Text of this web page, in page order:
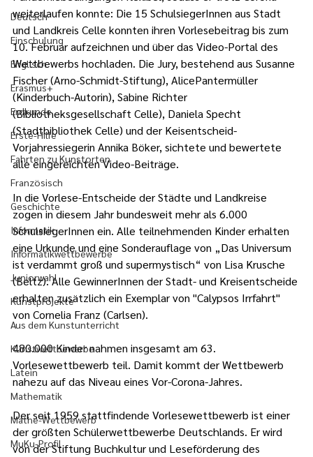
Deutsch
Einschulung
Englisch
Erasmus+
Erdkunde
Erste-Hilfe
Fahrten zu Kunstorten
Französisch
Geschichte
Informatik
Informatikwettbewerbe
Juniorwahl
Kunstprojekte
Aus dem Kunstunterricht
Kunstwettbewerbe
Latein
Mathematik
Mathe-Wettbewerb
MuKu-Profil
weiterlaufen konnte: Die 15 SchulsiegerInnen aus Stadt
und Landkreis Celle konnten ihren Vorlesebeitrag bis zum
10. Februar aufzeichnen und über das Video-Portal des
Wettbewerbs hochladen. Die Jury, bestehend aus Susanne
Fischer (Arno-Schmidt-Stiftung), AlicePantermüller
(Kinderbuch-Autorin), Sabine Richter
(Bibliotheksgesellschaft Celle), Daniela Specht
(Stadtbibliothek Celle) und der Keisentscheid-
Vorjahressiegerin Annika Böker, sichtete und bewertete
alle eingereichten Video-Beiträge.
In die Vorlese-Entscheide der Städte und Landkreise
zogen in diesem Jahr bundesweit mehr als 6.000
SchulsiegerInnen ein. Alle teilnehmenden Kinder erhalten
eine Urkunde und eine Sonderauflage von „Das Universum
ist verdammt groß und supermystisch“ von Lisa Krusche
(Beltz). Alle GewinnerInnen der Stadt- und Kreisentscheide
erhalten zusätzlich ein Exemplar von "Calypsos Irrfahrt"
von Cornelia Franz (Carlsen).
480.000 Kinder nahmen insgesamt am 63.
Vorlesewettbewerb teil. Damit kommt der Wettbewerb
nahezu auf das Niveau eines Vor-Corona-Jahres.
Der seit 1959 stattfindende Vorlesewettbewerb ist einer
der größten Schülerwettbewerbe Deutschlands. Er wird
von der Stiftung Buchkultur und Leseförderung des